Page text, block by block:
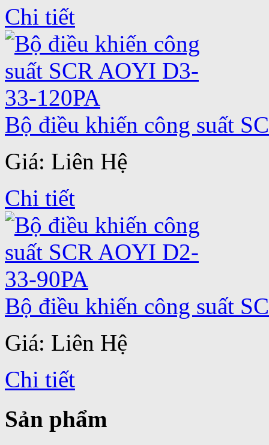
Chi tiết
Bộ điều khiến công suất
Giá: Liên Hệ
Chi tiết
Bộ điều khiến công suất
Giá: Liên Hệ
Chi tiết
Sản phẩm